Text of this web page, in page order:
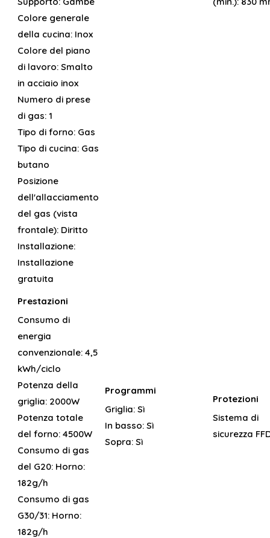
Colore generale
della cucina: Inox
Colore del piano
di lavoro: Smalto
in acciaio inox
Numero di prese
di gas: 1
Tipo di forno: Gas
Tipo di cucina: Gas
butano
Posizione
dell'allacciamento
del gas (vista
frontale): Diritto
Installazione:
Installazione
gratuita
Prestazioni
Consumo di
energia
convenzionale: 4,5
kWh/ciclo
Potenza della
griglia: 2000W
Potenza totale
del forno: 4500W
Consumo di gas
del G20: Horno:
182g/h
Consumo di gas
G30/31: Horno:
182g/h
Programmi
Griglia: Sì
In basso: Sì
Sopra: Sì
Protezioni
Sistema di
sicurezza